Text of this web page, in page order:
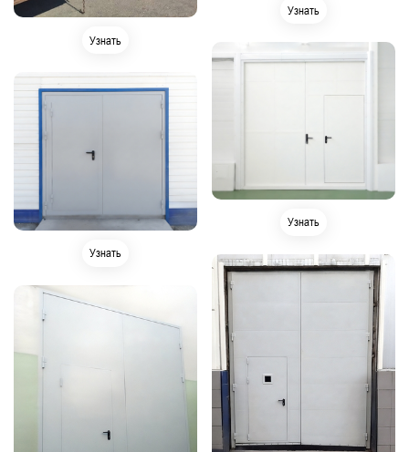
Узнать
Узнать
Узнать
Узнать